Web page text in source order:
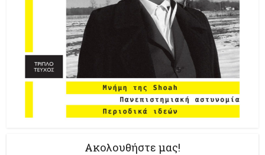
Ακολουθήστε μας!